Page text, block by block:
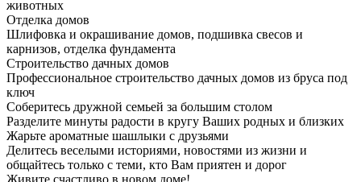
животных
Отделка домов
Шлифовка и окрашивание домов, подшивка свесов и
карнизов, отделка фундамента
Строительство дачных домов
Профессиональное строительство дачных домов из бруса под
ключ
Соберитесь дружной семьей за большим столом
Разделите минуты радости в кругу Ваших родных и близких
Жарьте ароматные шашлыки с друзьями
Делитесь веселыми историями, новостями из жизни и
общайтесь только с теми, кто Вам приятен и дорог